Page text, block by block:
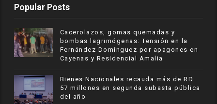
Popular Posts
Cacerolazos, gomas quemadas y
bombas lagrimógenas: Tensión en la
Fernández Domínguez por apagones en
Cayenas y Residencial Amalia
Bienes Nacionales recauda más de RD
57 millones en segunda subasta pública
del año